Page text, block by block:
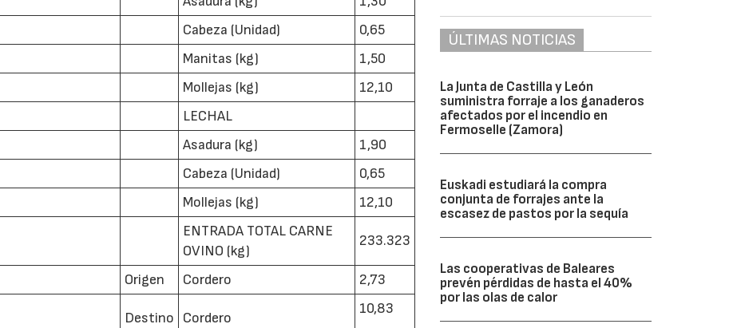
Cabeza (Unidad)
0,65
Manitas (kg)
1,50
Mollejas (kg)
12,10
LECHAL
Asadura (kg)
1,90
Cabeza (Unidad)
0,65
Mollejas (kg)
12,10
ENTRADA TOTAL CARNE
OVINO (kg)
233.323
Origen Cordero 2,73
Destino Cordero
10,83
ÚLTIMAS NOTICIAS
La Junta de Castilla y León
suministra forraje a los ganaderos
afectados por el incendio en
Fermoselle (Zamora)
Euskadi estudiará la compra
conjunta de forrajes ante la
escasez de pastos por la sequía
Las cooperativas de Baleares
prevén pérdidas de hasta el 40%
por las olas de calor